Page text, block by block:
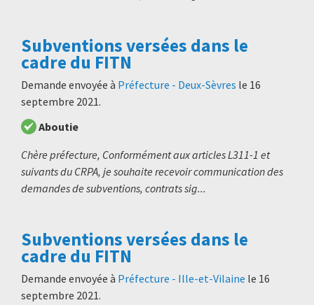
Subventions versées dans le
cadre du FITN
Demande envoyée à Préfecture - Deux-Sèvres le 16
septembre 2021.
Aboutie
Chère préfecture, Conformément aux articles L311-1 et
suivants du CRPA, je souhaite recevoir communication des
demandes de subventions, contrats sig...
Subventions versées dans le
cadre du FITN
Demande envoyée à Préfecture - Ille-et-Vilaine le 16
septembre 2021.